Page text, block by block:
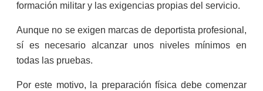
formación militar y las exigencias propias del servicio.
Aunque no se exigen marcas de deportista profesional,
sí es necesario alcanzar unos niveles mínimos en
todas las pruebas.
Por este motivo, la preparación física debe comenzar